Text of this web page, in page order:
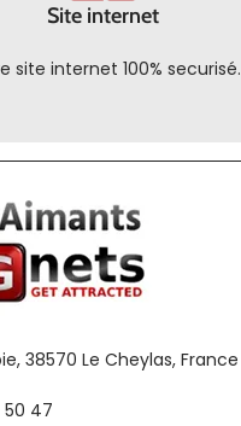
Site internet
site internet 100% securisé.
38570 Le Cheylas, France
47